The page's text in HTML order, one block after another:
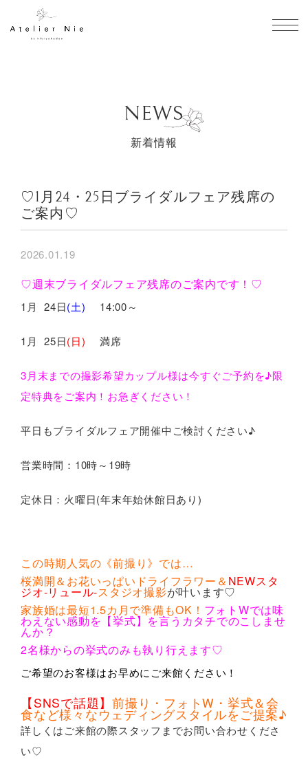
NEWS
新着情報
♡1月24・25日ブライダルフェア残席の
ご案内♡
2026.01.19
♡週末ブライダルフェア残席のご案内です！♡
1月 24日(土) 14:00～
1月 25日(日) 満席
3月末までの撮影希望カップル様は今すぐご予約を♪限
定特典をご案内！お急ぎください！
平日もブライダルフェア開催中ご検討ください♪
営業時間：10時～19時
定休日：火曜日(年末年始休館日あり)
この時期人気の《前撮り》では…
桜満開＆お花いっぱいドライフラワー＆ NEWスタ
ジオ-リュール-スタジオ撮影が叶います♡
家族婚は最短1.5カ月で準備もOK！ フォトWでは味
わえない感動を【挙式】を言うカタチでのこしませ
んか？
2名様からの挙式のみも執り行えます♡
ご希望のお客様はお早めにご来館ください！
【SNSで話題】 前撮り・フォトW・挙式＆会
食など様々なウェディングスタイルをご提案♪
詳しくはご来館の際スタッフまでお問い合わせくださ
い♡